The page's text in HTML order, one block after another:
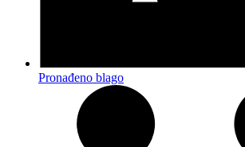
Pronađeno blago